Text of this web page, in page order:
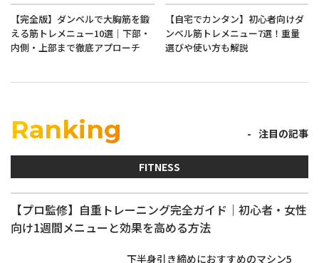
【完全版】ダンベルで大胸筋を鍛
える筋トレメニュー10選｜下部・
内側・上部まで徹底アプローチ
【自宅でカンタン】初心者向けダ
ンベル筋トレメニュー7選！重量
選びや使い方も解説
Ranking 注目の記事
FITNESS
【プロ監修】自重トレーニング完全ガイド｜初心者・女性
向け1週間メニューと効果を高める方法
下半身引き締めにおすすめのマシン5